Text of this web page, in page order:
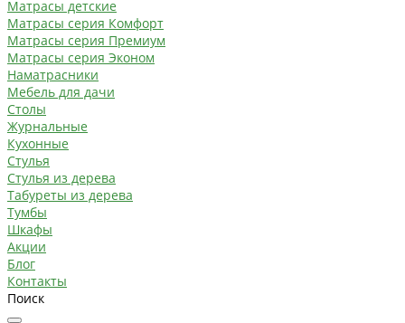
Матрасы детские
Матрасы серия Комфорт
Матрасы серия Премиум
Матрасы серия Эконом
Наматрасники
Мебель для дачи
Столы
Журнальные
Кухонные
Стулья
Стулья из дерева
Табуреты из дерева
Тумбы
Шкафы
Акции
Блог
Контакты
Поиск